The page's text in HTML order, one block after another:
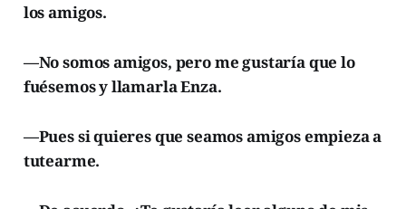
los amigos.
—No somos amigos, pero me gustaría que lo
fuésemos y llamarla Enza.
—Pues si quieres que seamos amigos empieza a
tutearme.